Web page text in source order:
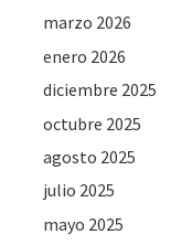
marzo 2026
enero 2026
diciembre 2025
octubre 2025
agosto 2025
julio 2025
mayo 2025